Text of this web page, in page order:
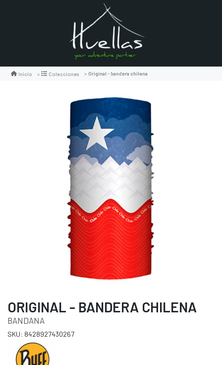
Inicio Colecciones Original - bandera chilena
ORIGINAL - BANDERA CHILENA
BANDANA
SKU: 8428927430267